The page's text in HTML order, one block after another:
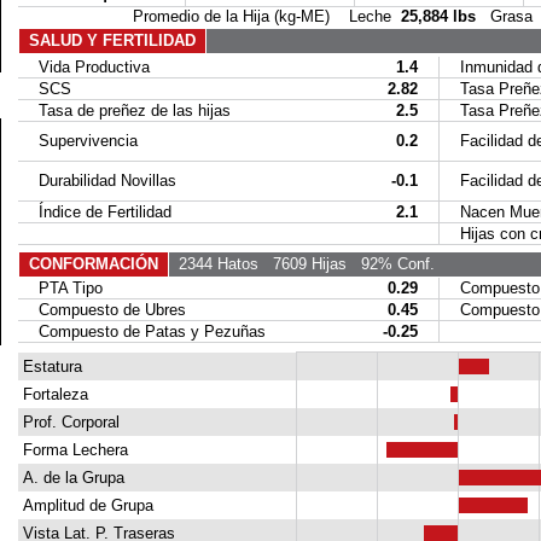
Promedio de la Hija (kg-ME) Leche 25,884 lbs Grasa
SALUD Y FERTILIDAD
Vida Productiva
1.4
Inmunidad
SCS
2.82
Tasa
Tasa de preñez de las hijas
2.5
Tasa
Supervivencia
0.2 Facilidad
Durabilidad Novillas -0.1
Facilidad
Índice de Fertilidad
2.1
Nacen
Hijas con
CONFORMACIÓN
2344 Hatos 7609 Hijas 92% Conf.
PTA Tipo
0.29
Compuesto
Compuesto de Ubres
0.45
Compuesto
Compuesto de Patas y Pezuñas
-0.25
Estatura
Fortaleza
Prof. Corporal
Forma Lechera
A. de la Grupa
Amplitud de Grupa
Vista Lat. P. Traseras